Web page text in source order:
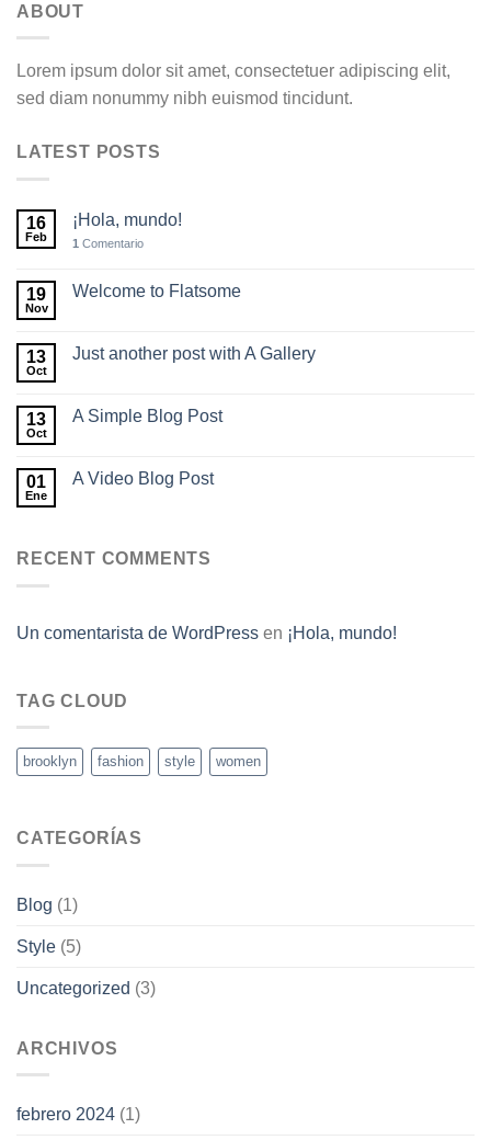
ABOUT
Lorem ipsum dolor sit amet, consectetuer adipiscing elit,
sed diam nonummy nibh euismod tincidunt.
LATEST POSTS
16
Feb
¡Hola, mundo!
1 Comentario
19
Nov
Welcome to Flatsome
13
Oct
Just another post with A Gallery
13
Oct
A Simple Blog Post
01
Ene
A Video Blog Post
RECENT COMMENTS
Un comentarista de WordPress en ¡Hola, mundo!
TAG CLOUD
brooklyn fashion style women
CATEGORÍAS
Blog (1)
Style (5)
Uncategorized (3)
ARCHIVOS
febrero 2024 (1)